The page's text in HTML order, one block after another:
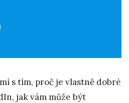
s tím, proč je vlastně dobré
jak vám může být